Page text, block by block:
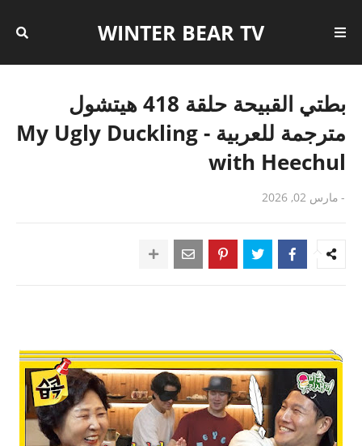
WINTER BEAR TV
بطتي القبيحة حلقة 418 هيتشول
مترجمة للعربية - My Ugly Duckling
with Heechul
- مارس 02, 2026